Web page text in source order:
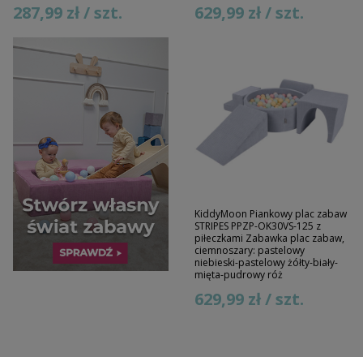
287,99 zł / szt. 629,99 zł / szt.
KiddyMoon Piankowy plac zabaw
STRIPES PPZP-OK30VS-125 z
piłeczkami Zabawka plac zabaw,
ciemnoszary: pastelowy
niebieski-pastelowy żółty-biały-
mięta-pudrowy róż
629,99 zł / szt.